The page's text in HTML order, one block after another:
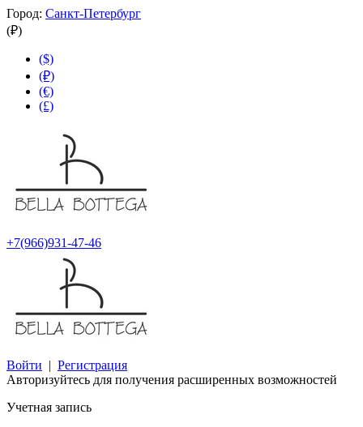
Город: Санкт-Петербург
(₽)
($)
(₽)
(€)
(£)
+7(966)931-47-46
Войти | Регистрация
Авторизуйтесь для получения расширенных возможностей
Учетная запись